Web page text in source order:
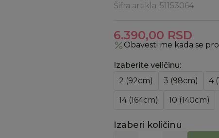
Šifra artikla: 51153064
6.390,00 RSD
Obavesti me kada se
Izaberite veličinu:
2 (92cm) 3 (98cm) 4
14 (164cm) 10 (140cm)
Izaberi količinu